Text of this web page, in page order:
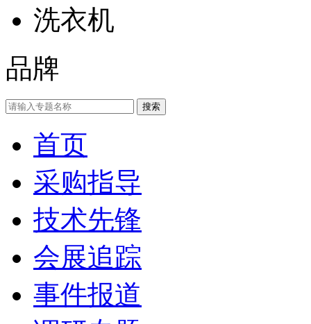
洗衣机
品牌
首页
采购指导
技术先锋
会展追踪
事件报道